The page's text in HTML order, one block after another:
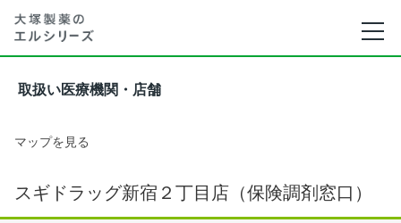
取扱い医療機関・店舗
マップを見る
スギドラッグ新宿２丁目店（保険調剤窓口）